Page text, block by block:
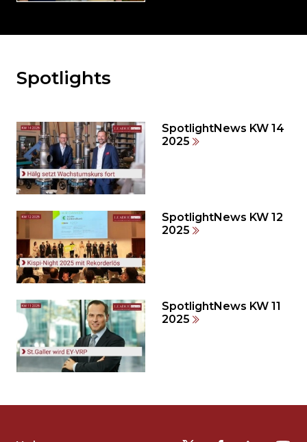
Möchten
den
weiteren
Inhalt
auslassen
und
zum
Seitenende
springen?
Spotlights
SpotlightNews KW 14
2025
SpotlightNews KW 12
2025
SpotlightNews KW 11
2025